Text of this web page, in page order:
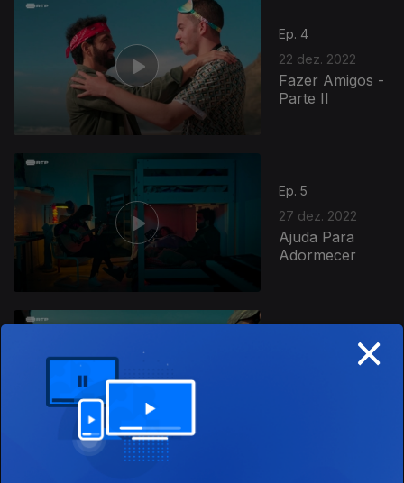
Ep. 4
22 dez. 2022
Fazer Amigos -
Parte II
Ep. 5
27 dez. 2022
Ajuda Para
Adormecer
×